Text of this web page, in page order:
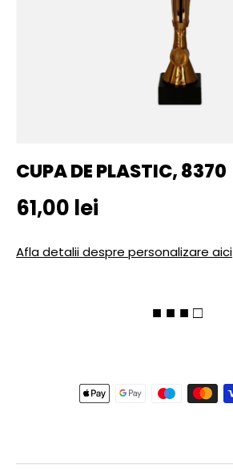
CUPA DE PLASTIC, 8370
Pret initial
61,00 lei
Afla detalii despre personalizare aici
■ ■ ■ □